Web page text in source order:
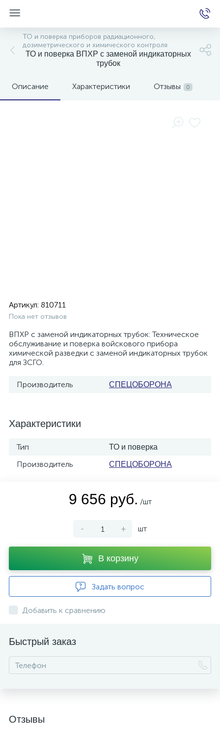
ТО и поверка приборов радиационного,
дозиметрического и химического контроля
ТО и поверка ВПХР с заменой индикаторных
трубок
Описание Характеристики Отзывы 0
Артикул: 810711
Пока нет отзывов
ВПХР с заменой индикаторных трубок: Техническое
обслуживание и поверка войскового прибора
химической разведки с заменой индикаторных трубок
для ЗСГО.
Производитель СПЕЦОБОРОНА
Характеристики
Тип ТО и поверка
Производитель СПЕЦОБОРОНА
9 656 руб. /шт
- + шт
В корзину
Задать вопрос
Добавить к сравнению
Быстрый заказ
Отзывы